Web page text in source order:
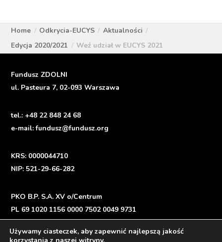
Home Odkrycia-EUCYS
Aktualności
Edycja 2020/2021
Weź udział w EUCYS 2021
Fundusz ZDOLNI
ul. Pasteura 7, 02-093 Warszawa
tel.: +48 22 848 24 68
e-mail:fundusz@fundusz.org
KRS: 0000044710
NIP: 521-29-66-282
PKO B.P. S.A. XV o/Centrum
PL 69 1020 1156 0000 7502 0049 9731
Używamy ciasteczek, aby zapewnić najlepszą jakość